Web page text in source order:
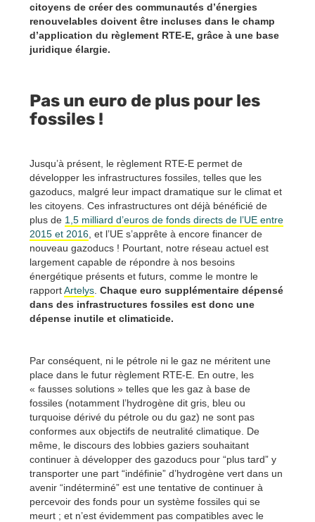
citoyens de créer des communautés d’énergies
renouvelables doivent être incluses dans le champ
d’application du règlement RTE-E, grâce à une base
juridique élargie.
Pas un euro de plus pour les
fossiles !
Jusqu’à présent, le règlement RTE-E permet de
développer les infrastructures fossiles, telles que les
gazoducs, malgré leur impact dramatique sur le climat et
les citoyens. Ces infrastructures ont déjà bénéficié de
plus de 1,5 milliard d’euros de fonds directs de l’UE entre
2015 et 2016 , et l’UE s’apprête à encore financer de
nouveau gazoducs ! Pourtant, notre réseau actuel est
largement capable de répondre à nos besoins
énergétique présents et futurs, comme le montre le
rapportArtelys Chaque euro supplémentaire dépensé
dans des infrastructures fossiles est donc une
dépense inutile et climaticide.
Par conséquent, ni le pétrole ni le gaz ne méritent une
place dans le futur règlement RTE-E. En outre, les
« fausses solutions » telles que les gaz à base de
fossiles (notamment l’hydrogène dit gris, bleu ou
turquoise dérivé du pétrole ou du gaz) ne sont pas
conformes aux objectifs de neutralité climatique. De
même, le discours des lobbies gaziers souhaitant
continuer à développer des gazoducs pour “plus tard” y
transporter une part “indéfinie” d’hydrogène vert dans un
avenir “indéterminé” est une tentative de continuer à
percevoir des fonds pour un système fossiles qui se
meurt ; et n’est évidemment pas compatibles avec le